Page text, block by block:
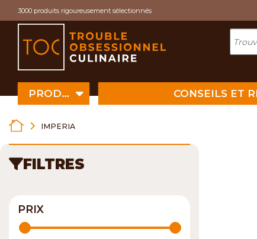
3000 produits rigoureusement sélectionnés
PRODUITS CONSEILS ET
IMPERIA
FILTRES
PRIX